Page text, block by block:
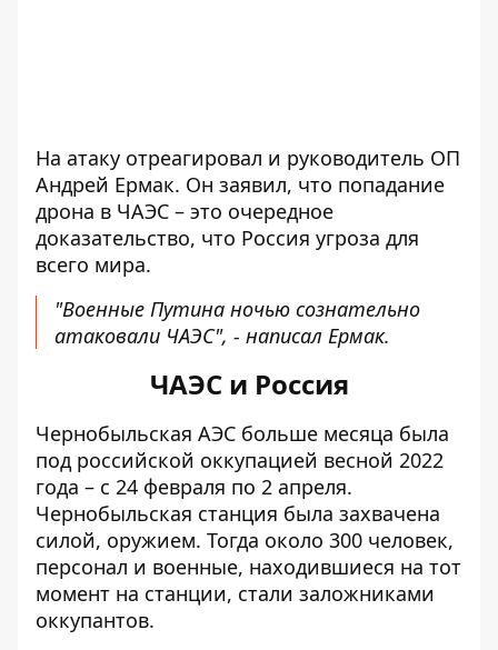
На атаку отреагировал и руководитель ОП
Андрей Ермак. Он заявил, что попадание
дрона в ЧАЭС – это очередное
доказательство, что Россия угроза для
всего мира.
"Военные Путина ночью сознательно
атаковали ЧАЭС", - написал Ермак.
ЧАЭС и Россия
Чернобыльская АЭС больше месяца была
под российской оккупацией весной 2022
года – с 24 февраля по 2 апреля.
Чернобыльская станция была захвачена
силой, оружием. Тогда около 300 человек,
персонал и военные, находившиеся на тот
момент на станции, стали заложниками
оккупантов.